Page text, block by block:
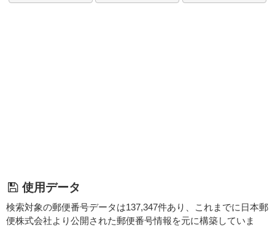
使用データ
検索対象の郵便番号データは137,347件あり、これまでに日本郵
便株式会社より公開された郵便番号情報を元に構築していま